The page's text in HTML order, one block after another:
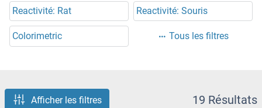
Reactivité: Rat Reactivité: Souris
Colorimetric Tous les filtres
Afficher les filtres 19 Résultats